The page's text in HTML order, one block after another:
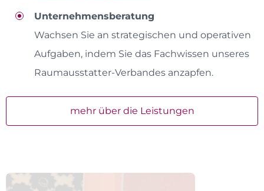
Unternehmensberatung
Wachsen Sie an strategischen und operativen
Aufgaben, indem Sie das Fachwissen unseres
Raumausstatter-Verbandes anzapfen.
mehr über die Leistungen